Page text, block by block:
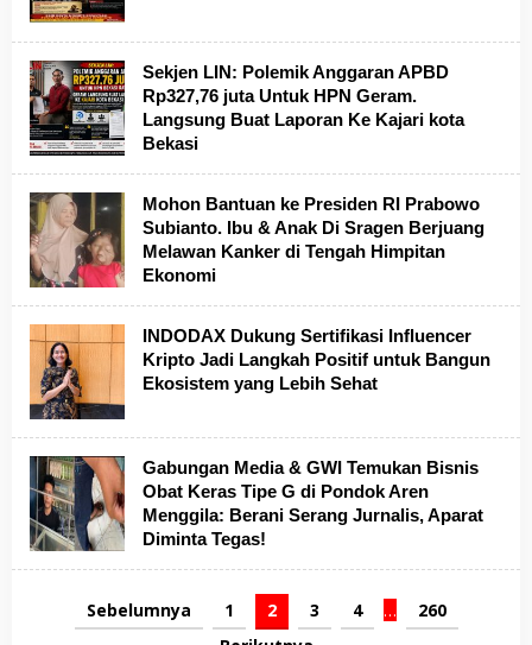
Sekjen LIN: Polemik Anggaran APBD
Rp327,76 juta Untuk HPN Geram.
Langsung Buat Laporan Ke Kajari kota
Bekasi
Mohon Bantuan ke Presiden RI Prabowo
Subianto. Ibu & Anak Di Sragen Berjuang
Melawan Kanker di Tengah Himpitan
Ekonomi
INDODAX Dukung Sertifikasi Influencer
Kripto Jadi Langkah Positif untuk Bangun
Ekosistem yang Lebih Sehat
Gabungan Media & GWI Temukan Bisnis
Obat Keras Tipe G di Pondok Aren
Menggila: Berani Serang Jurnalis, Aparat
Diminta Tegas!
Sebelumnya 1 2 3 4 …
260